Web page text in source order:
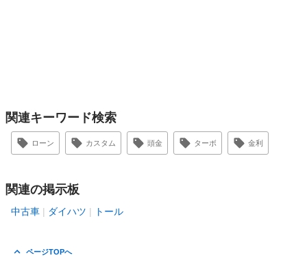
関連キーワード検索
ローン カスタム 頭金 ターボ 金利
関連の掲示板
中古車 ダイハツ トール
ページTOPへ